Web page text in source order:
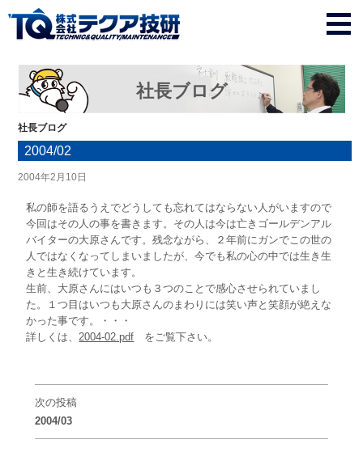
社長ブログ
社長ブログ
2004/02
2004年2月10日
私の師を語るうえでどうしても忘れてはならない人がいますので
今回はその人の事を書きます。その人は今は亡きゴールデンアル
バイターの大原さんです。残念ながら、２年前にガンでこの世の
人ではなくなってしまいましたが、今でも私の心の中では生き生
きと生き続けています。
生前、大原さんにはいつも３つのことで感心させられていまし
た。１つ目はいつも大原さんのまわりには笑い声と笑顔が絶えな
かった事です。・・・
詳しくは、2004-02.pdf をご覧下さい。
次の投稿
2004/03